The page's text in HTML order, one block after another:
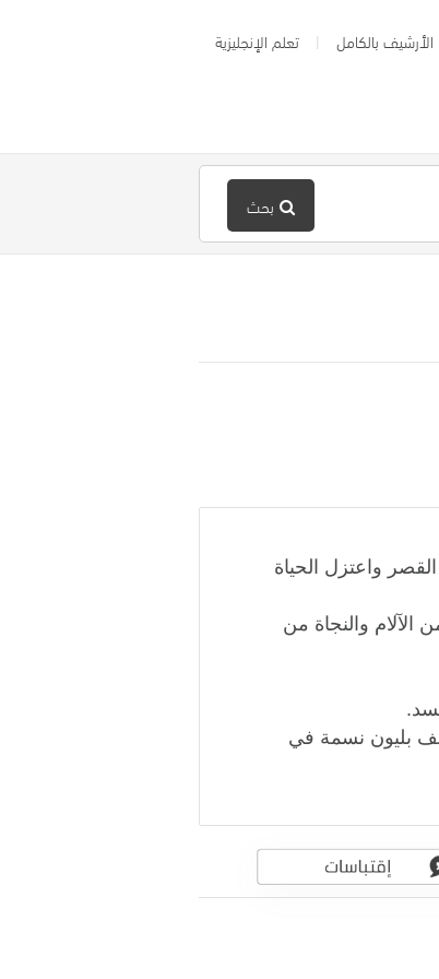
الأرشيف بالكامل تعلم الإنجليزية
بحث
واعتزل الحياة
والنجاة من
بليون نسمة في